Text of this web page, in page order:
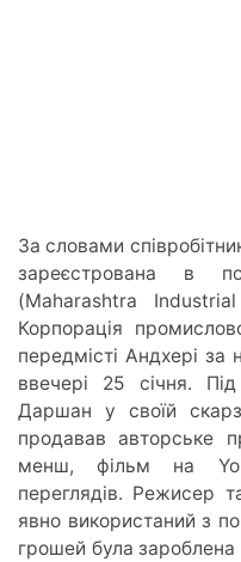
За словами
зареєстрована в
(Maharashtra
Корпорація
передмісті Андхері за
ввечері 25 січня.
Даршан у своїй
продавав авторське
менш, фільм на
переглядів. Режисер
явно використаний з
грошей була